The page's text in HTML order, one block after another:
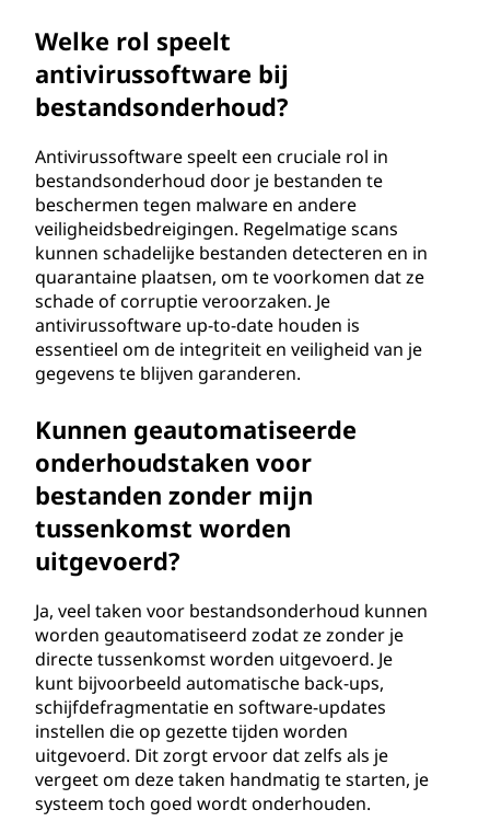
Welke rol speelt
antivirussoftware bij
bestandsonderhoud?
Antivirussoftware speelt een cruciale rol in
bestandsonderhoud door je bestanden te
beschermen tegen malware en andere
veiligheidsbedreigingen. Regelmatige scans
kunnen schadelijke bestanden detecteren en in
quarantaine plaatsen, om te voorkomen dat ze
schade of corruptie veroorzaken. Je
antivirussoftware up-to-date houden is
essentieel om de integriteit en veiligheid van je
gegevens te blijven garanderen.
Kunnen geautomatiseerde
onderhoudstaken voor
bestanden zonder mijn
tussenkomst worden
uitgevoerd?
Ja, veel taken voor bestandsonderhoud kunnen
worden geautomatiseerd zodat ze zonder je
directe tussenkomst worden uitgevoerd. Je
kunt bijvoorbeeld automatische back-ups,
schijfdefragmentatie en software-updates
instellen die op gezette tijden worden
uitgevoerd. Dit zorgt ervoor dat zelfs als je
vergeet om deze taken handmatig te starten, je
systeem toch goed wordt onderhouden.